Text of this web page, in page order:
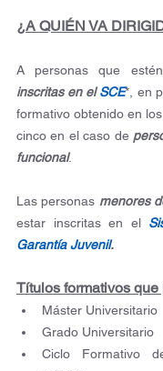
¿A QUIÉN VA
A personas que
inscritas en el SCE*, en
formativo obtenido en
cinco en el caso de
funcional.
Las personas menores
estar inscritas en el
Garantía Juvenil.
Títulos formativos que
Máster Universitario
Grado Universitario
Ciclo Formativo